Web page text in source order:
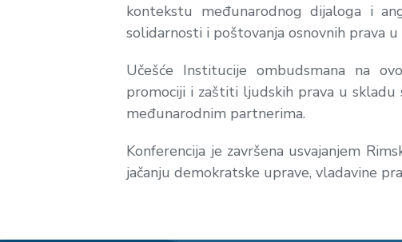
kontekstu međunarodnog dijaloga i
solidarnosti i poštovanja osnovnih prava
Učešće Institucije ombudsmana na
promociji i zaštiti ljudskih prava u skladu
međunarodnim partnerima.
Konferencija je završena usvajanjem
jačanju demokratske uprave, vladavine